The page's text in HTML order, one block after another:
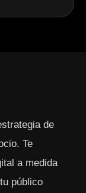
de
Te
a medida
público